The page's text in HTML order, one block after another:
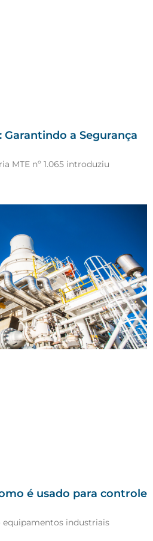
Garantindo a Segurança
MTE nº 1.065 introduziu
é usado para controle
equipamentos industriais